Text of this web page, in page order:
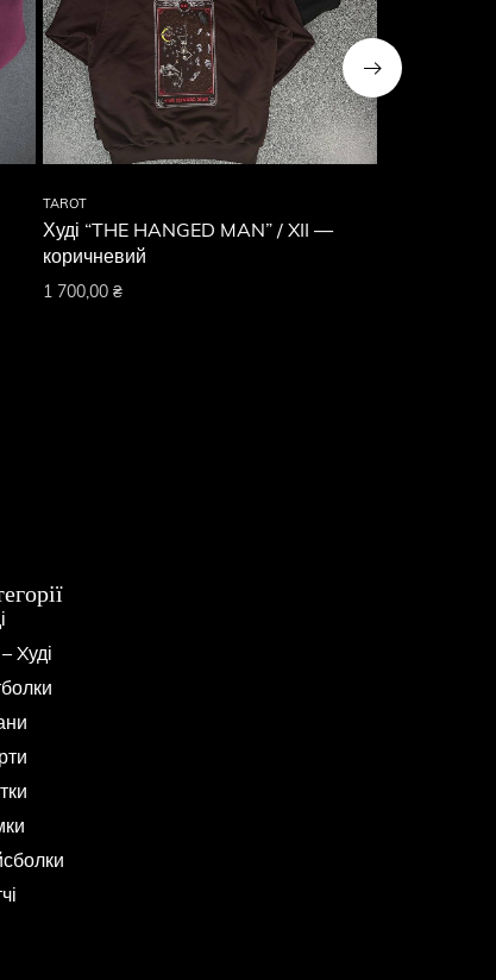
TAROT
Худі “THE HANGED MAN” / XII —
коричневий
1 700,00 ₴
Xуді